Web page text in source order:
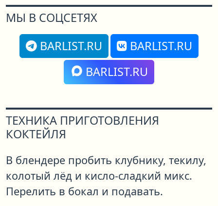
МЫ В СОЦСЕТЯХ
BARLIST.RU
BARLIST.RU
BARLIST.RU
ТЕХНИКА ПРИГОТОВЛЕНИЯ
КОКТЕЙЛЯ
В блендере пробить клубнику, текилу,
колотый лёд и кисло-сладкий микс.
Перелить в бокал и подавать.